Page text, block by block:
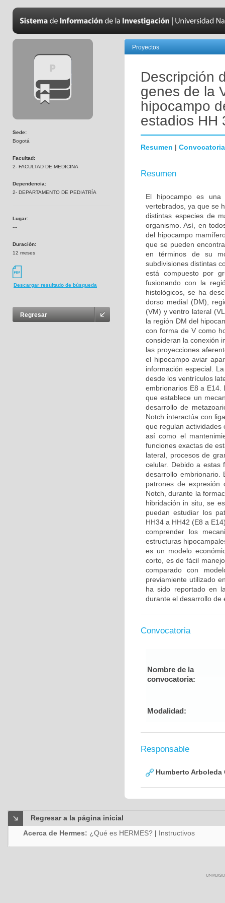
Sede:
Bogotá
Facultad:
2- FACULTAD DE MEDICINA
Dependencia:
2- DEPARTAMENTO DE PEDIATRÍA
Lugar:
---
Duración:
12 meses
Descargar resultado de búsqueda
Regresar
Proyectos
Descripción
genes de la
hipocampo
estadios HH
Resumen | Convocatoria
Resumen
El hipocampo es una
vertebrados, ya que se
distintas especies de
organismo. Así, en
del hipocampo
que se pueden
en términos de su
subdivisiones distintas
está compuesto por
fusionando con la
histológicos, se ha
dorso medial (DM),
(VM) y ventro lateral
la región DM del
con forma de V como
consideran la conexión
las proyecciones
el hipocampo aviar
información especial.
desde los ventrículos
embrionarios E8 a E14.
que establece un
desarrollo de
Notch interactúa con
que regulan actividades
así como el
funciones exactas de
lateral, procesos de
celular. Debido a estas
desarrollo embrionario.
patrones de
Notch, durante la
hibridación in situ, se
puedan estudiar los
HH34 a HH42 (E8 a
comprender los
estructuras
es un modelo
corto, es de fácil
comparado con
previamiente utilizado
ha sido reportado en
durante el desarrollo de
Convocatoria
Nombre de la
convocatoria:
Modalidad:
Responsable
Humberto Arboleda
Regresar a la página inicial
Acerca de Hermes: ¿Qué es HERMES? | Instructivos